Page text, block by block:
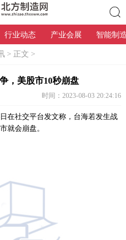
搜索
行业动态 产业会展 智能制
> 正文 >
，美股市10秒崩盘
时间：2023-08-03 20:24:16
在社交平台发文称，台海若发生战
就会崩盘。